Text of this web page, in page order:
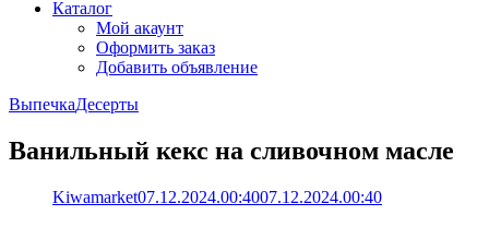
Каталог
Мой акаунт
Оформить заказ
Добавить объявление
ВыпечкаДесерты
Ванильный кекс на сливочном масле
Kiwamarket07.12.2024.00:4007.12.2024.00:40